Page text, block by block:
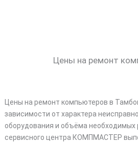
Цены на ремонт
Цены на ремонт компьютеров в
зависимости от характера
оборудования и объёма необходимых
сервисного центра КОМПМАСТЕР